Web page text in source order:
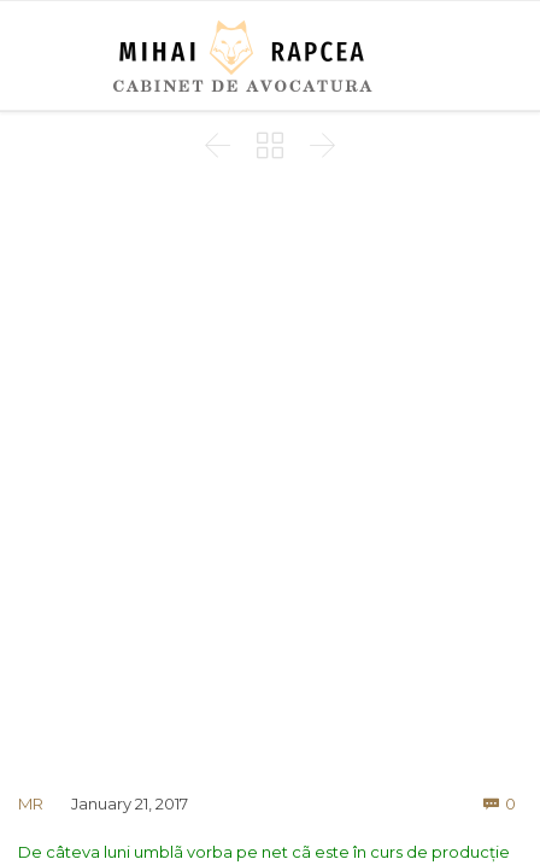
  
MR January 21, 2017  0
De câteva luni umblã vorba pe net cã este în curs de producție